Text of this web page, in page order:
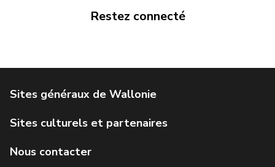
Restez connecté
Service public de Wallonie
Géoportail de la Wallonie
Agence Wallonne du Patrimoine